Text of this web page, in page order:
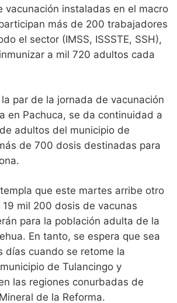
vacunación instaladas en el macro
más de 200 trabajadores
el sector (IMSS, ISSSTE, SSH),
a mil 720 adultos cada
par de la jornada de vacunación
en Pachuca, se da continuidad a
adultos del municipio de
de 700 dosis destinadas para
que este martes arribe otro
mil 200 dosis de vacunas
para la población adulta de la
En tanto, se espera que sea
días cuando se retome la
de Tulancingo y
las regiones conurbadas de
de la Reforma.